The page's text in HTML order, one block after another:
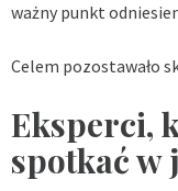
ważny punkt
Celem pozostawało
Eksperci,
spotkać w